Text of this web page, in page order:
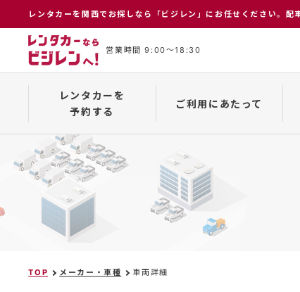
レンタカーを関⻄でお探しなら「ビジレン」にお任せください。配
営業時間 9:00〜18:30
レンタカーを
予約する
インターネット予約について
ご利用にあたって
保険補償制度
メーカー一覧
TOP メーカー・車種 車両詳細